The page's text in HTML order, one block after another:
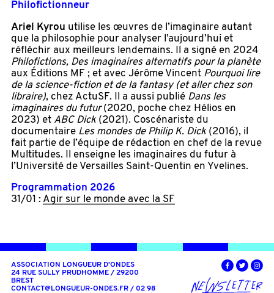
Philofictionneur
Ariel Kyrou utilise les œuvres de l’imaginaire autant
que la philosophie pour analyser l’aujourd’hui et
réfléchir aux meilleurs lendemains. Il a signé en 2024
Philofictions, Des imaginaires alternatifs pour la planète
aux Éditions MF ; et avec Jérôme Vincent Pourquoi lire
de la science-fiction et de la fantasy (et aller chez son
libraire), chez ActuSF. Il a aussi publié Dans les
imaginaires du futur(2020, poche chez Hélios en
2023) et ABC Dick (2021). Coscénariste du
documentaire Les mondes de Philip K. Dick (2016), il
fait partie de l’équipe de rédaction en chef de la revue
Multitudes. Il enseigne les imaginaires du futur à
l’Université de Versailles Saint-Quentin en Yvelines.
Programmation 2026
31/01 : Agir sur le monde avec la SF
ASSOCIATION LONGUEUR D'ONDES
24 RUE SULLY PRUDHOMME / 29200
BREST
CONTACT@LONGUEUR-ONDES.FR / 02 98